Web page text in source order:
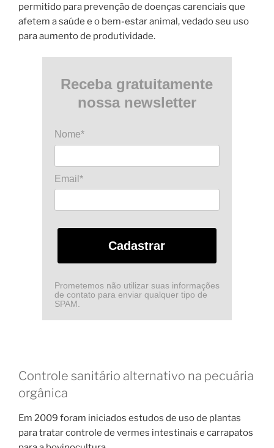
permitido para prevenção de doenças carenciais que
afetem a saúde e o bem-estar animal, vedado seu uso
para aumento de produtividade.
Receba gratuitamente
nossa newsletter
Nome*
Email*
Cadastrar
Prometemos não utilizar suas informações
de contato para enviar qualquer tipo de
SPAM.
Controle sanitário alternativo na pecuária
orgânica
Em 2009 foram iniciados estudos de uso de plantas
para tratar controle de vermes intestinais e carrapatos